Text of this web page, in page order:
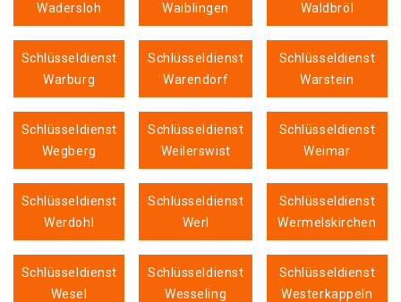
Wadersloh
Waiblingen
Waldbröl
Schlüsseldienst
Warburg
Schlüsseldienst
Warendorf
Schlüsseldienst
Warstein
Schlüsseldienst
Wegberg
Schlüsseldienst
Weilerswist
Schlüsseldienst
Weimar
Schlüsseldienst
Werdohl
Schlüsseldienst
Werl
Schlüsseldienst
Wermelskirchen
Schlüsseldienst
Wesel
Schlüsseldienst
Wesseling
Schlüsseldienst
Westerkappeln